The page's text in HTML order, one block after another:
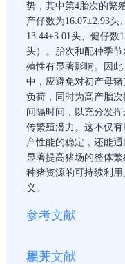
势，其中第4胎次的繁
产仔数为16.07±2.93头
13.44±3.01头、健仔数
头）。胎次和配种季
殖性有显著影响。因
中，应避免对初产母
负荷，同时为高产胎
间隔时间，以充分发
传繁殖潜力。这不仅
产性能的稳定，还能
显著提高猪场的整体
种猪资源的可持续利
义。
参考文献
展开
相关文献